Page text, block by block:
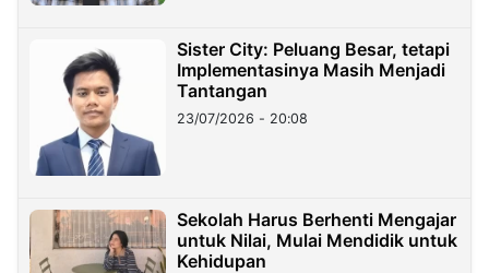
Sister City: Peluang Besar, tetapi
Implementasinya Masih Menjadi
Tantangan
23/07/2026 - 20:08
Sekolah Harus Berhenti Mengajar
untuk Nilai, Mulai Mendidik untuk
Kehidupan